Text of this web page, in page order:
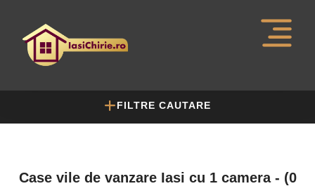
FILTRE CAUTARE
Case vile de vanzare Iasi cu 1 camera - (0